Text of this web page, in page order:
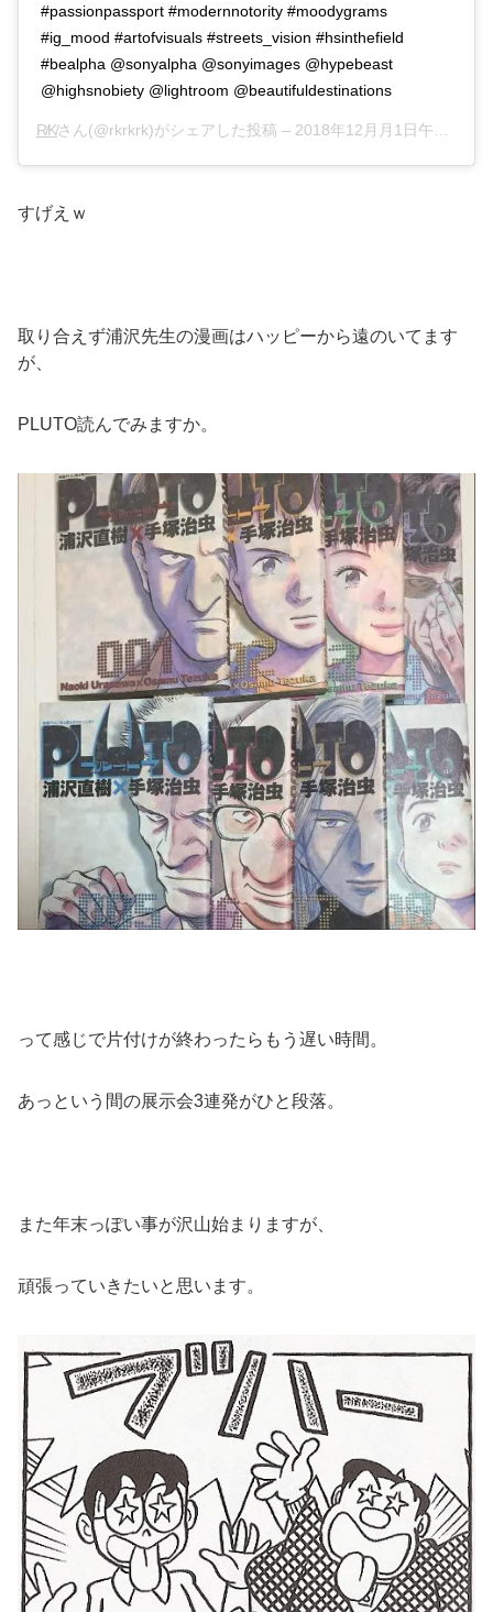
#passionpassport #modernnotority #moodygrams
#ig_mood #artofvisuals #streets_vision #hsinthefield
#bealpha @sonyalpha @sonyimages @hypebeast
@highsnobiety @lightroom @beautifuldestinations
R̸K̸さん(@rkrkrk)がシェアした投稿 – 2018年12月月1日午前3時02分PST
すげえｗ
取り合えず浦沢先生の漫画はハッピーから遠のいてます
が、
PLUTO読んでみますか。
って感じで片付けが終わったらもう遅い時間。
あっという間の展示会3連発がひと段落。
また年末っぽい事が沢山始まりますが、
頑張っていきたいと思います。